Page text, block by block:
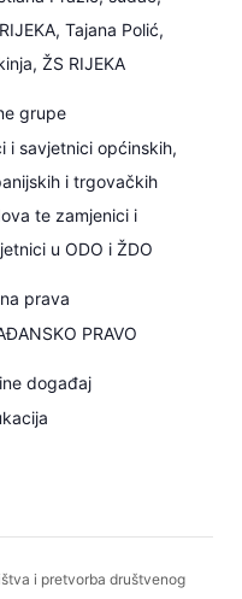
Tajana Polić,
ŽS RIJEKA
grupe
i savjetnici općinskih,
i trgovačkih
te zamjenici i
u ODO i ŽDO
prava
PRAVO
događaj
i pretvorba društvenog